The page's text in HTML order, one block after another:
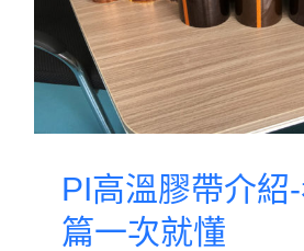
PI高溫膠帶介紹
篇一次就懂